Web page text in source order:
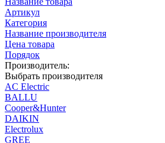
Артикул
Категория
Название производителя
Цена товара
Порядок
Производитель:
Выбрать производителя
AC Electric
BALLU
Cooper&Hunter
DAIKIN
Electrolux
GREE